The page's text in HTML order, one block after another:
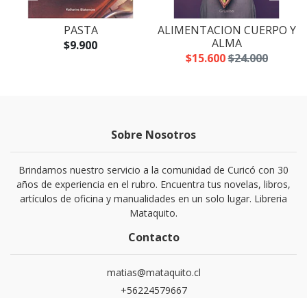
PASTA
$9.900
ALIMENTACION CUERPO Y
ALMA
$15.600$24.000
Sobre Nosotros
Brindamos nuestro servicio a la comunidad de Curicó con 30
años de experiencia en el rubro. Encuentra tus novelas, libros,
artículos de oficina y manualidades en un solo lugar. Libreria
Mataquito.
Contacto
matias@mataquito.cl
+56224579667